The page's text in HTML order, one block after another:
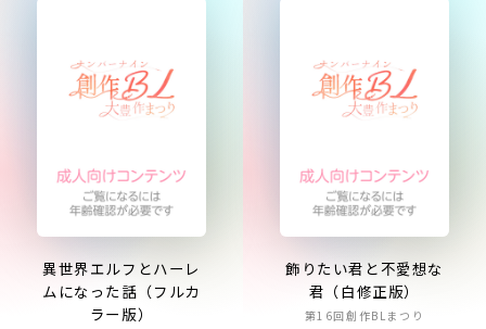
異世界エルフとハーレ
ムになった話（フルカ
ラー版）
飾りたい君と不愛想な
君（白修正版）
第16回創作BLまつり